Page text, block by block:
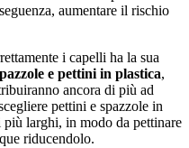
aumentare il rischio
i capelli ha la sua
e pettini in plastica,
ancora di più ad
pettini e spazzole in
larghi, in modo da pettinare
riducendolo.